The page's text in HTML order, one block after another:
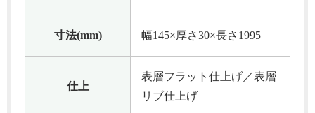
寸法(mm) 幅145×厚さ30×長さ1995
仕上
表層フラット仕上げ／表層
リブ仕上げ